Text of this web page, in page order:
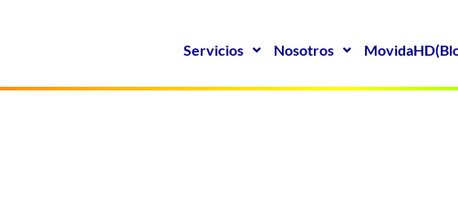
Servicios Nosotros